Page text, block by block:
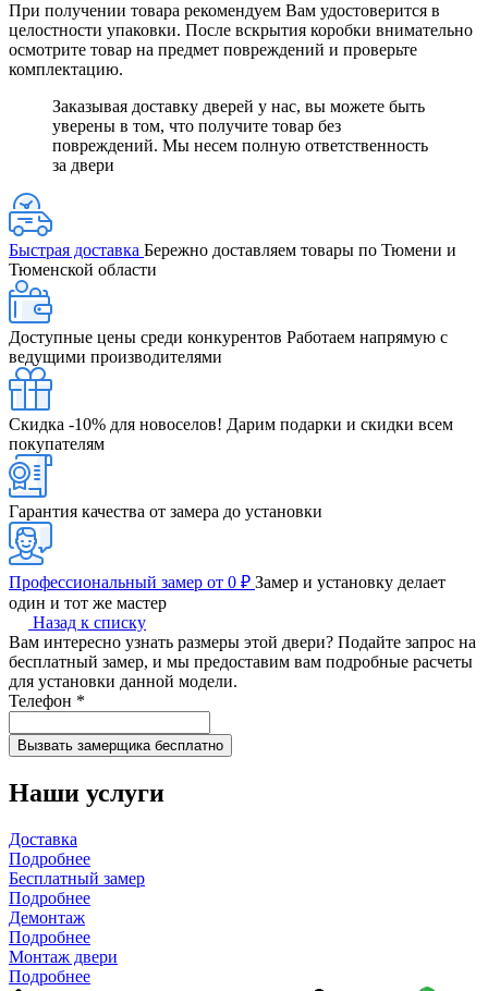
При получении товара рекомендуем Вам удостоверится в
целостности упаковки. После вскрытия коробки внимательно
осмотрите товар на предмет повреждений и проверьте
комплектацию.
Заказывая доставку дверей у нас, вы можете быть
уверены в том, что получите товар без
повреждений. Мы несем полную ответственность
за двери
Быстрая доставка Бережно доставляем товары по Тюмени и
Тюменской области
Доступные цены среди конкурентов Работаем напрямую с
ведущими производителями
Скидка -10% для новоселов! Дарим подарки и скидки всем
покупателям
Гарантия качества от замера до установки
Профессиональный замер от 0 ₽ Замер и установку делает
один и тот же мастер
Назад к списку
Вам интересно узнать размеры этой двери? Подайте запрос на
бесплатный замер, и мы предоставим вам подробные расчеты
для установки данной модели.
Телефон *
Наши услуги
Доставка
Подробнее
Бесплатный замер
Подробнее
Демонтаж
Подробнее
Монтаж двери
Подробнее